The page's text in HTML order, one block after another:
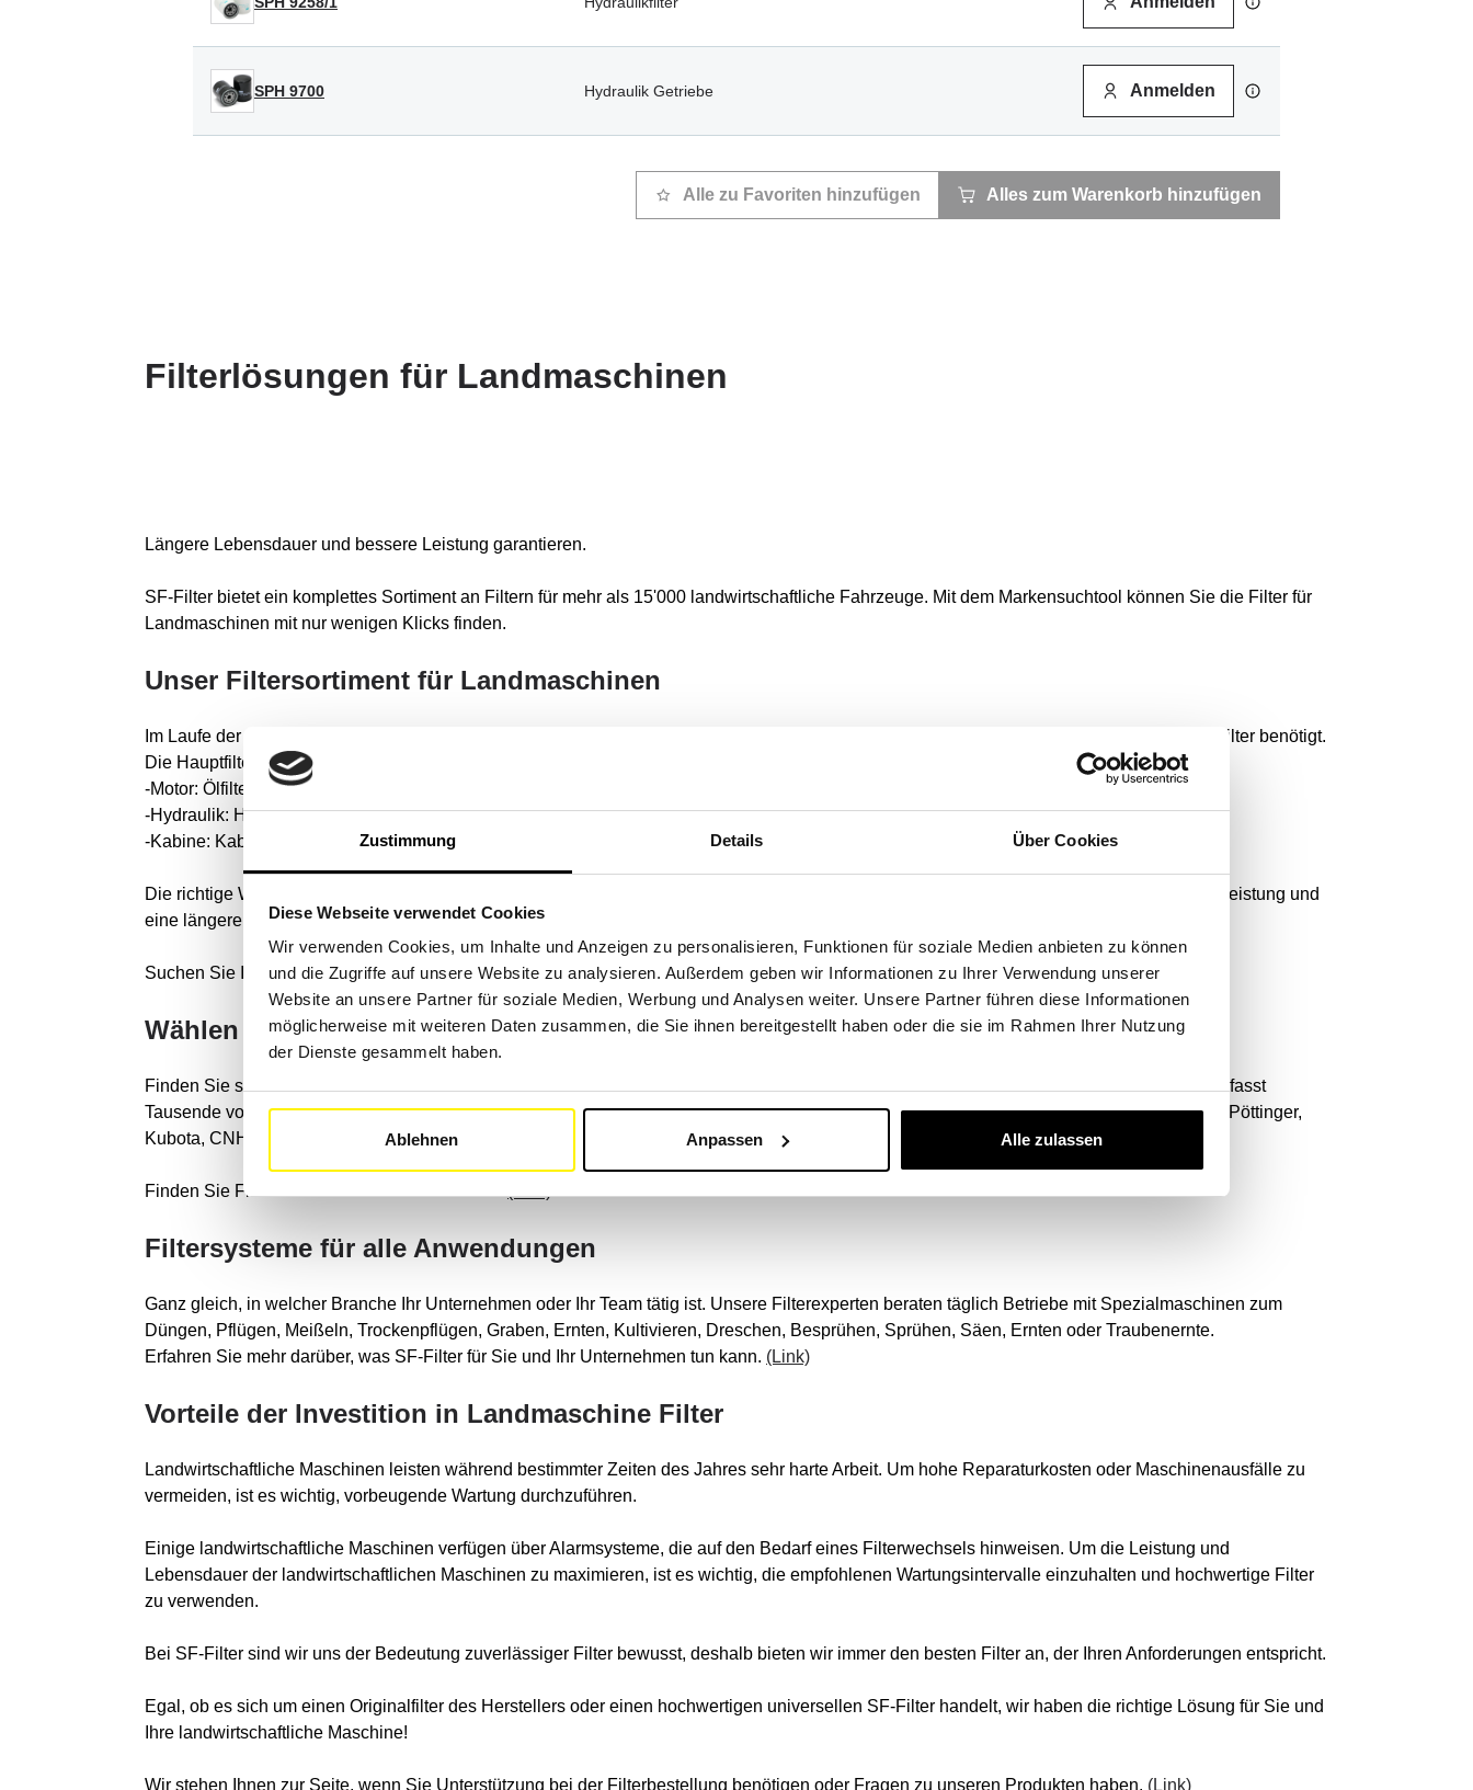
Zustimmung Details Über Cookies
Diese Webseite verwendet Cookies
Wir verwenden Cookies, um Inhalte und Anzeigen zu personalisieren, Funktionen für soziale Medien anbieten zu können
und die Zugriffe auf unsere Website zu analysieren. Außerdem geben wir Informationen zu Ihrer Verwendung unserer
Website an unsere Partner für soziale Medien, Werbung und Analysen weiter. Unsere Partner führen diese Informationen
möglicherweise mit weiteren Daten zusammen, die Sie ihnen bereitgestellt haben oder die sie im Rahmen Ihrer Nutzung
der Dienste gesammelt haben.
Ablehnen Anpassen Alle zulassen
SPH 9700 Hydraulik Getriebe Anmelden
Alle zu Favoriten hinzufügen Alles zum Warenkorb hinzufügen
Filterlösungen für Landmaschinen
Längere Lebensdauer und bessere Leistung garantieren.
SF-Filter bietet ein komplettes Sortiment an Filtern für mehr als 15'000 landwirtschaftliche Fahrzeuge. Mit dem Markensuchtool können Sie die Filter für
Landmaschinen mit nur wenigen Klicks finden.
Unser Filtersortiment für Landmaschinen
Im Laufe der Jahre sind landwirtschaftliche Maschinen zunehmend komplexer geworden. Für eine vollständige Wartung werden nun mehr Filter benötigt.
Die Hauptfilter sind:
-Motor: Ölfilter, Kraftstofffilter, Luftfilter und AdBlue-Filter.
-Hydraulik: Hydraulikfilter, Getriebefilter und Entlüftungsfilter.
-Kabine: Kabinenfilter sowie Klimaanlagenfilter und Aktivkohlefilter.
Die richtige Wartung der Filter hilft, Schmutz, Staub und andere Partikel aus verschiedenen Teilen der Maschine zu entfernen, um optimale Leistung und
eine längere Lebensdauer sicherzustellen.
Suchen Sie Ihren Filter mit dem Originalcode:(Link)
Wählen Sie Ihre Landmaschinen
Finden Sie schnell Filter für Ihre landwirtschaftlichen Maschinen über unsere Suchmaschine nach Marke und Modell. Unsere Datenbank umfasst
Tausende von Maschinen führender Marken wie: Aebi, Claas, Deutz-Fahr, Fendt, John Deere, Kron, Kuhn, Massey Ferguson, New Holland, Pöttinger,
Kubota, CNH Industrial, John Deere oder Yanmar usw.
Finden Sie Filter für die Marke Ihrer Maschine.
Filtersysteme für alle Anwendungen
Ganz gleich, in welcher Branche Ihr Unternehmen oder Ihr Team tätig ist. Unsere Filterexperten beraten täglich Betriebe mit Spezialmaschinen zum
Düngen, Pflügen, Meißeln, Trockenpflügen, Graben, Ernten, Kultivieren, Dreschen, Besprühen, Sprühen, Säen, Ernten oder Traubenernte.
Erfahren Sie mehr darüber, was SF-Filter für Sie und Ihr Unternehmen tun kann. (Link)
Vorteile der Investition in Landmaschine Filter
Landwirtschaftliche Maschinen leisten während bestimmter Zeiten des Jahres sehr harte Arbeit. Um hohe Reparaturkosten oder Maschinenausfälle zu
vermeiden, ist es wichtig, vorbeugende Wartung durchzuführen.
Einige landwirtschaftliche Maschinen verfügen über Alarmsysteme, die auf den Bedarf eines Filterwechsels hinweisen. Um die Leistung und
Lebensdauer der landwirtschaftlichen Maschinen zu maximieren, ist es wichtig, die empfohlenen Wartungsintervalle einzuhalten und hochwertige Filter
zu verwenden.
Bei SF-Filter sind wir uns der Bedeutung zuverlässiger Filter bewusst, deshalb bieten wir immer den besten Filter an, der Ihren Anforderungen entspricht.
Egal, ob es sich um einen Originalfilter des Herstellers oder einen hochwertigen universellen SF-Filter handelt, wir haben die richtige Lösung für Sie und
Ihre landwirtschaftliche Maschine!
Wir stehen Ihnen zur Seite, wenn Sie Unterstützung bei der Filterbestellung benötigen oder Fragen zu unseren Produkten haben. (Link)